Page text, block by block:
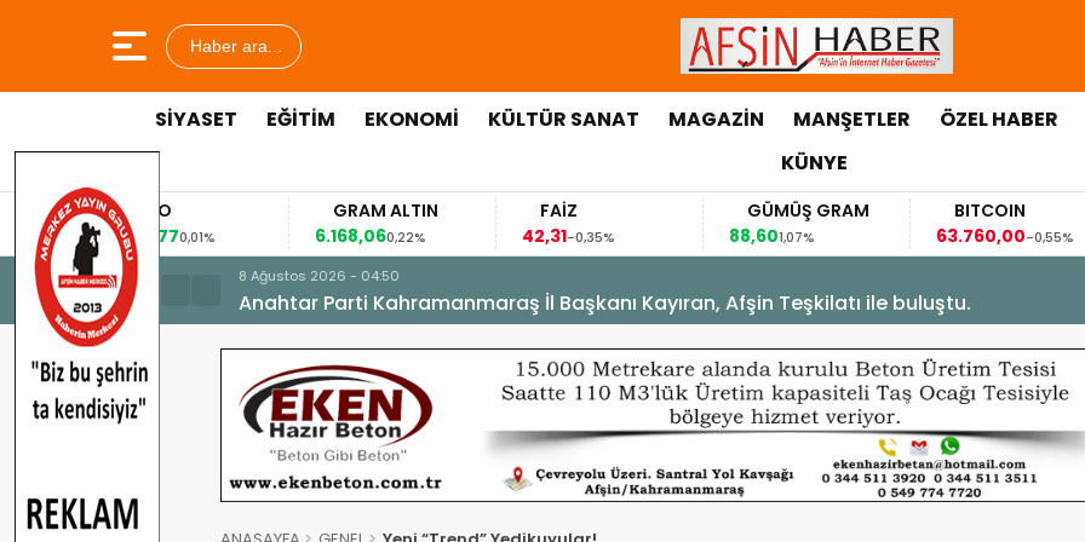
Haber ara...
SİYASET EĞİTİM EKONOMİ KÜLTÜR SANAT MAGAZİN MANŞETLER ÖZEL HABER
KÜNYE
EURO
53,84770,01%
GRAM ALTIN
6.168,06
0,22% -0,35%
GÜMÜŞ GRAM
1,07%
BITCOIN
63.760,00-0,55%
8 Ağustos 2026 - 04:50
Anahtar Parti Kahramanmaraş İl Başkanı Kayıran, Afşin Teşkilatı ile buluştu.